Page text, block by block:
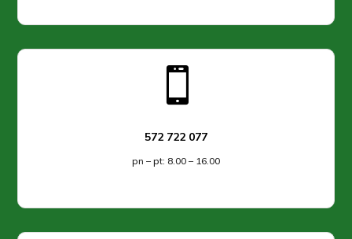

572 722 077
pn – pt: 8.00 – 16.00